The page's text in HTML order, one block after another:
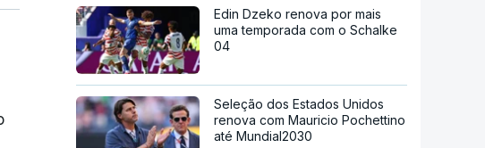
Edin Dzeko renova por mais
uma temporada com o Schalke
04
Seleção dos Estados Unidos
renova com Mauricio Pochettino
até Mundial2030